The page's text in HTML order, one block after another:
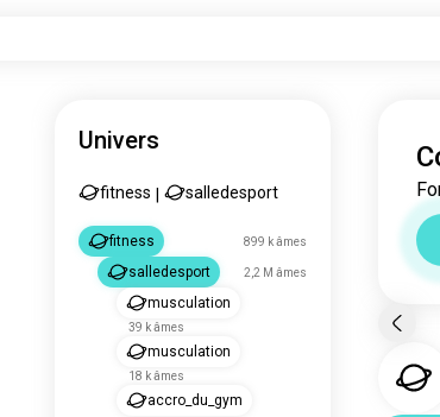
Univers
fitness salledesport
fitness 899 k âmes
salledesport 2,2 M âmes
musculation
39 k âmes
musculation
18 k âmes
accro_du_gym